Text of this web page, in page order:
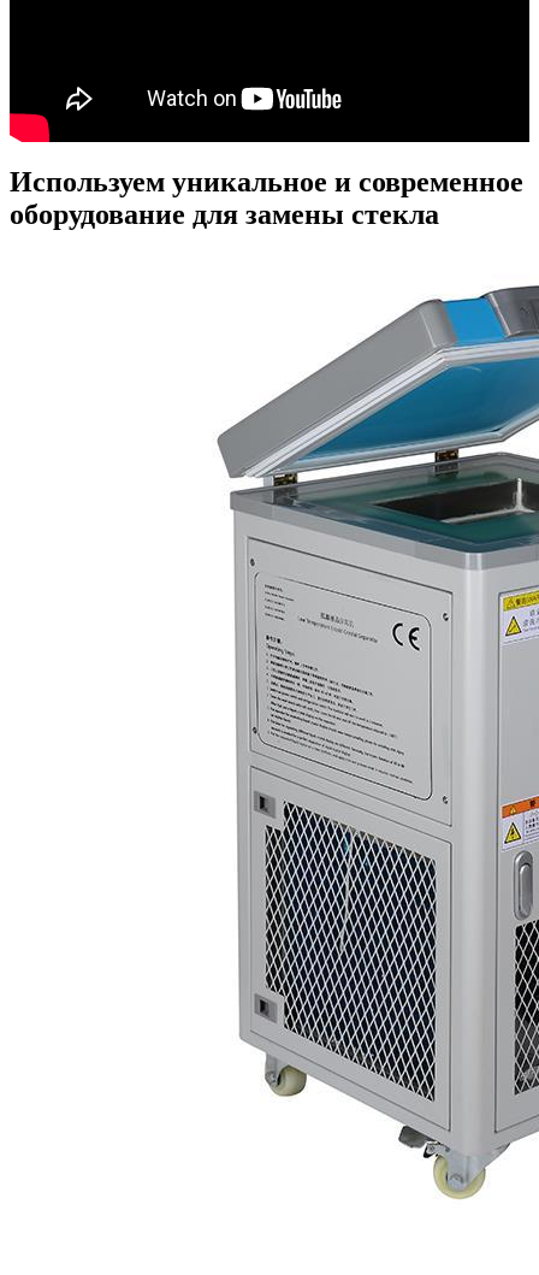
Используем уникальное и современное
оборудование для замены стекла